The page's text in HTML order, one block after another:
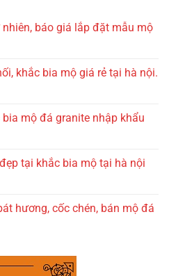
báo giá lắp đặt mẫu mộ
khắc bia mộ giá rẻ tại hà nội.
mộ đá granite nhập khẩu
tại khắc bia mộ tại hà nội
hương, cốc chén, bán mộ đá